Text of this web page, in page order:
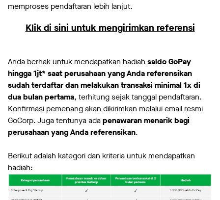
memproses pendaftaran lebih lanjut.
Klik di sini untuk mengirimkan referensi
Anda berhak untuk mendapatkan hadiah saldo GoPay
hingga 1jt* saat perusahaan yang Anda referensikan
sudah terdaftar dan melakukan transaksi minimal 1x di
dua bulan pertama, terhitung sejak tanggal pendaftaran.
Konfirmasi pemenang akan dikirimkan melalui email resmi
GoCorp. Juga tentunya adapenawaran menarik bagi
perusahaan yang Anda referensikan.
Berikut adalah kategori dan kriteria untuk mendapatkan
hadiah: